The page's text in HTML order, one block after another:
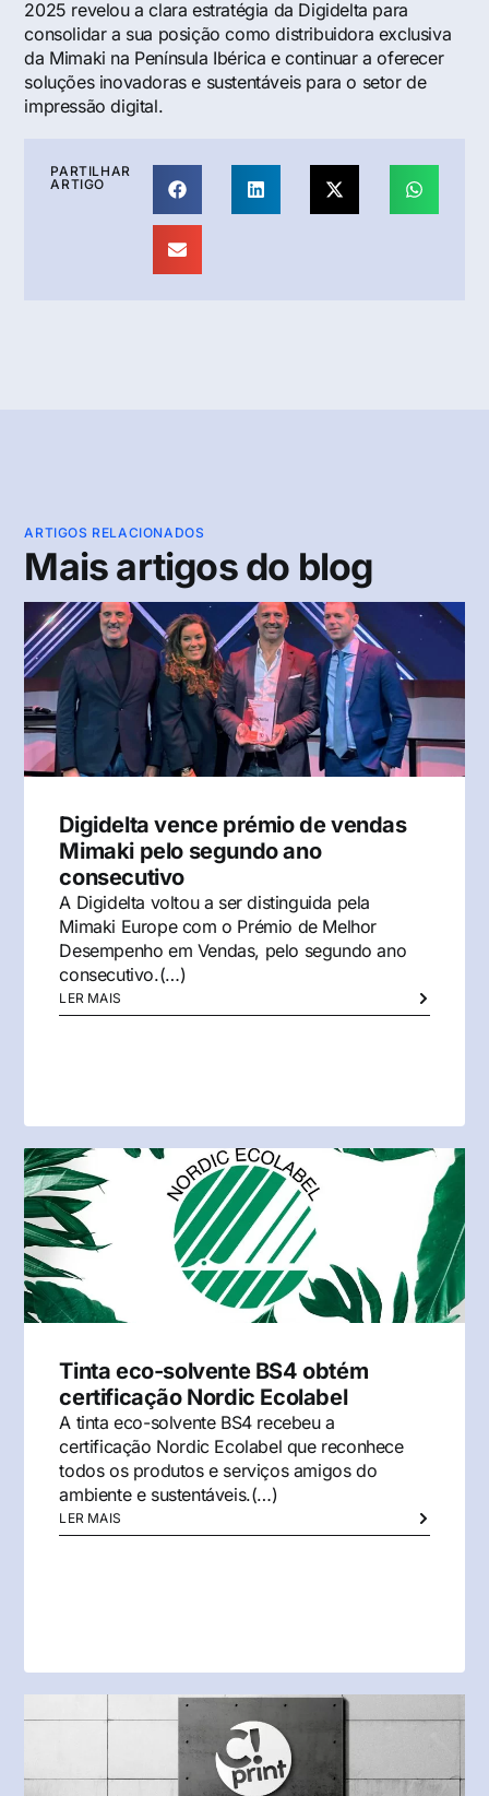
2025 revelou a clara estratégia da Digidelta para
consolidar a sua posição como distribuidora exclusiva
da Mimaki na Península Ibérica e continuar a oferecer
soluções inovadoras e sustentáveis para o setor de
impressão digital.
PARTILHAR
ARTIGO
ARTIGOS RELACIONADOS
Mais artigos do blog
Digidelta vence prémio de vendas
Mimaki pelo segundo ano
consecutivo
A Digidelta voltou a ser distinguida pela
Mimaki Europe com o Prémio de Melhor
Desempenho em Vendas, pelo segundo ano
consecutivo.(…)
LER MAIS
Tinta eco-solvente BS4 obtém
certificação Nordic Ecolabel
A tinta eco-solvente BS4 recebeu a
certificação Nordic Ecolabel que reconhece
todos os produtos e serviços amigos do
ambiente e sustentáveis.(…)
LER MAIS